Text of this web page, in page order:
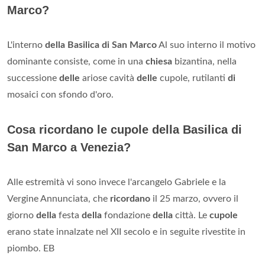
Marco?
L'interno della Basilica di San MarcoAl suo interno il motivo
dominante consiste, come in una chiesa bizantina, nella
successione delle ariose cavità delle cupole, rutilanti di
mosaici con sfondo d'oro.
Cosa ricordano le cupole della Basilica di
San Marco a Venezia?
Alle estremità vi sono invece l'arcangelo Gabriele e la
Vergine Annunciata, che ricordano il 25 marzo, ovvero il
giorno della festa della fondazione della città. Le cupole
erano state innalzate nel XII secolo e in seguite rivestite in
piombo. EB